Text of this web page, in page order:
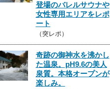
登場のバレルサウナや
女性専用エリアをレポ
ート
（突レポ）
奇跡の御神水を沸かし
た温泉。pH9.6の美人
泉質。本格オープンが
楽しみ。